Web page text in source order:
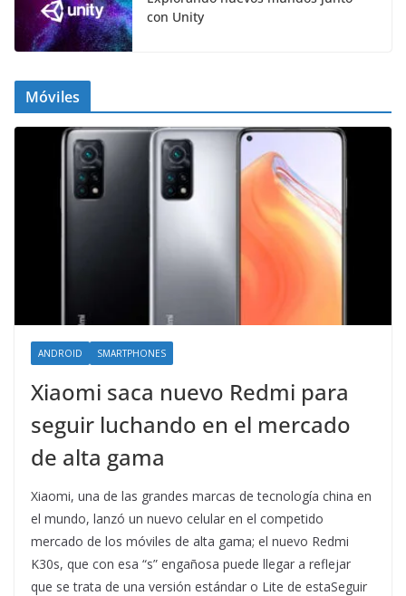
con Unity
Móviles
ANDROID SMARTPHONES
Xiaomi saca nuevo Redmi para
seguir luchando en el mercado
de alta gama
Xiaomi, una de las grandes marcas de tecnología china en
el mundo, lanzó un nuevo celular en el competido
mercado de los móviles de alta gama; el nuevo Redmi
K30s, que con esa “s” engañosa puede llegar a reflejar
que se trata de una versión estándar o Lite de estaSeguir